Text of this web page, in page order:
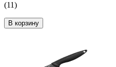
(11)
В корзину